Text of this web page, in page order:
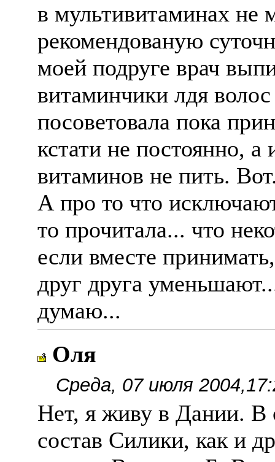
в мультивитаминах не
рекомендованую
моей подруге врач
витаминчики лдя
посоветовала пока
кстати не постоянно,
витаминов не пить.
А про то что
то прочитала... что
если вместе
друг друга
думаю...
Оля
Среда, 07 июля
Нет, я живу в Дании. В
состав Силики, как и